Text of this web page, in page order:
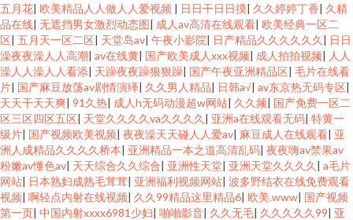
五月花| 欧美精品人人做人人爱视频 | 日日干日日摸| 久久婷婷丁香| 久精
品在线| 无遮挡男女激烈动态图| 成人av高清在线观看| 欧美经典一区二
区| 五月天一区二区| 天堂岛av| 午夜小影院| 日产精品久久久久久久 | 日日
澡夜夜澡人人高潮| av在线黄| 国产欧美成人xxx视频| 成人拍拍视频| 人人
澡人人澡人人看添| 天躁夜夜躁狼狠躁| 国产午夜亚洲精品区| 毛片在线看
片| 国产麻豆放荡av剧情演绎| 久久男人精品| 日韩a√| av东京热无码专区|
天天干天天爽| 91久热| 成人h无码动漫超w网站| 久久频| 国产免费一区二
区三区四区五区| 天堂久久久久va久久久久 | 亚洲a在线观看无码| 特黄一
级片| 国产视频欧美视频| 夜夜澡天天碰人人爱av| 麻豆成人在线观看| 亚
洲人成精品久久久久桥本| 亚洲精品一本之道高清乱码| 夜夜嗨av禁果av
粉嫩av懂色av| 天天综合久久综合| 亚洲性天堂| 亚洲天堂久久久久 | a毛片
网站| 日本熟妇成熟毛茸茸| 亚洲福利视频网站| 波多野结衣在线免费观看
视频| 啊轻点内射在线视频| 久久99精品这里精品6| 欧美.www| 国产视频
第一页| 中国内射xxxx6981少妇| 啪啪影音| 久久无毛| 久久久久久99| 亚